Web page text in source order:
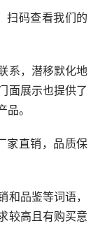
扫码查看我们的
系，潜移默化地
面展示也提供了
。
家直销，品质保
品鉴等词语，
较高且有购买意